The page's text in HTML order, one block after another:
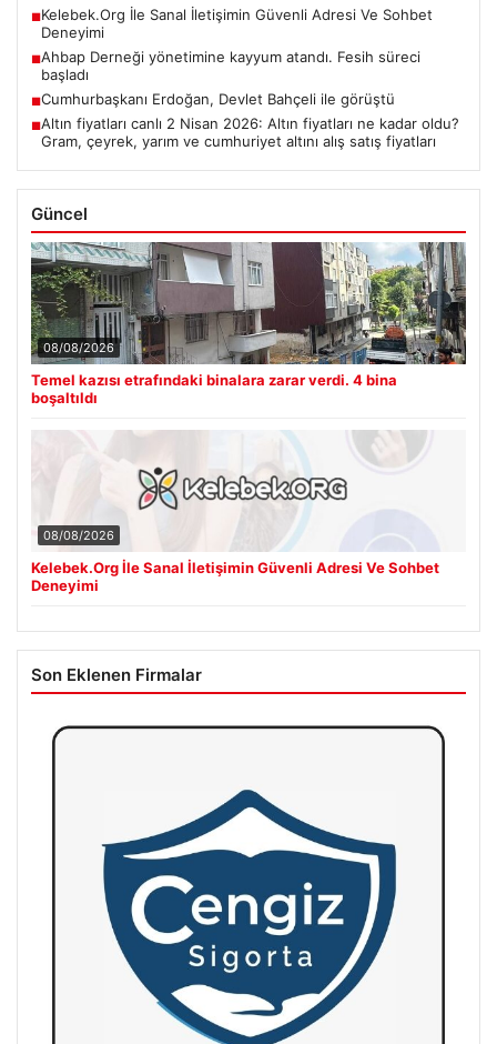
■Kelebek.Org İle Sanal İletişimin Güvenli Adresi Ve Sohbet
Deneyimi
■Ahbap Derneği yönetimine kayyum atandı. Fesih süreci
başladı
■Cumhurbaşkanı Erdoğan, Devlet Bahçeli ile görüştü
■Altın fiyatları canlı 2 Nisan 2026: Altın fiyatları ne kadar oldu?
Gram, çeyrek, yarım ve cumhuriyet altını alış satış fiyatları
Güncel
08/08/2026
Temel kazısı etrafındaki binalara zarar verdi. 4 bina
boşaltıldı
08/08/2026
Kelebek.Org İle Sanal İletişimin Güvenli Adresi Ve Sohbet
Deneyimi
Son Eklenen Firmalar